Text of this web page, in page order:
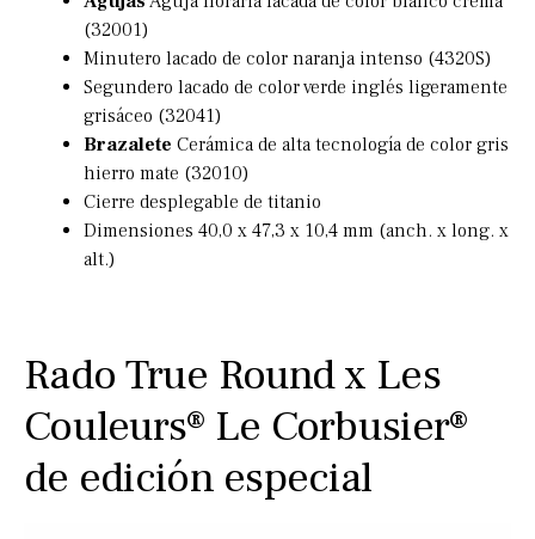
(32001)
Minutero lacado de color naranja intenso (4320S)
Segundero lacado de color verde inglés ligeramente
grisáceo (32041)
Brazalete Cerámica de alta tecnología de color gris
hierro mate (32010)
Cierre desplegable de titanio
Dimensiones 40,0 x 47,3 x 10,4 mm (anch. x long. x
alt.)
Rado True Round x Les
Couleurs® Le Corbusier®
de edición especial